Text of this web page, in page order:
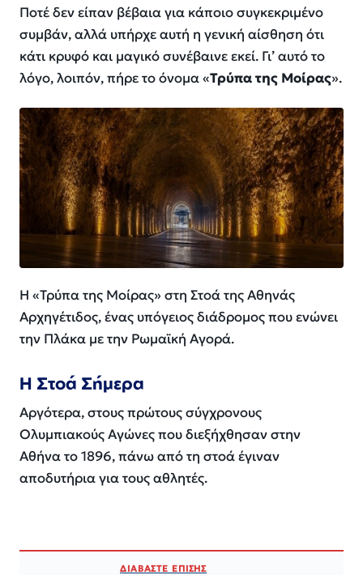
Ποτέ δεν είπαν βέβαια για κάποιο συγκεκριμένο
συμβάν, αλλά υπήρχε αυτή η γενική αίσθηση ότι
κάτι κρυφό και μαγικό συνέβαινε εκεί. Γι’ αυτό το
λόγο, λοιπόν, πήρε το όνομα «Τρύπα της Μοίρας».
Η «Τρύπα της Μοίρας» στη Στοά της Αθηνάς
Αρχηγέτιδος, ένας υπόγειος διάδρομος που ενώνει
την Πλάκα με την Ρωμαϊκή Αγορά.
Η Στοά Σήμερα
Αργότερα, στους πρώτους σύγχρονους
Ολυμπιακούς Αγώνες που διεξήχθησαν στην
Αθήνα το 1896, πάνω από τη στοά έγιναν
αποδυτήρια για τους αθλητές.
ΔΙΑΒΑΣΤΕ ΕΠΙΣΗΣ